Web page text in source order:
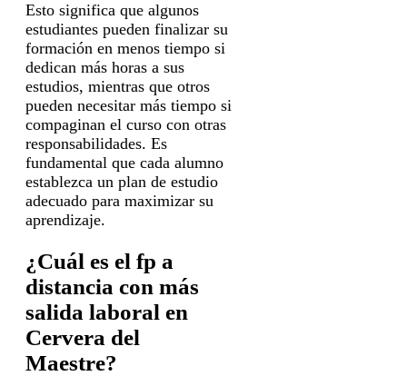
Esto significa que algunos
estudiantes pueden finalizar su
formación en menos tiempo si
dedican más horas a sus
estudios, mientras que otros
pueden necesitar más tiempo si
compaginan el curso con otras
responsabilidades. Es
fundamental que cada alumno
establezca un plan de estudio
adecuado para maximizar su
aprendizaje.
¿Cuál es el fp a
distancia con más
salida laboral en
Cervera del
Maestre?